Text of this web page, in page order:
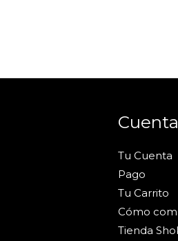
Tu Cuenta
Pago
Tu Carrito
Cómo
Tienda